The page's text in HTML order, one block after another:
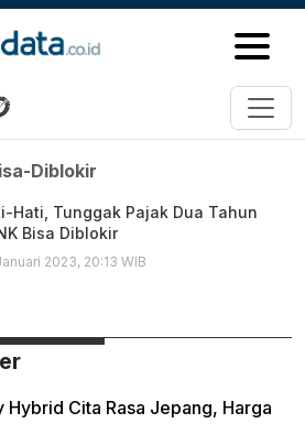
Diblokir
Hati, Tunggak Pajak Dua Tahun
Bisa Diblokir
2023, 20:13 WIB
Hybrid Cita Rasa Jepang, Harga